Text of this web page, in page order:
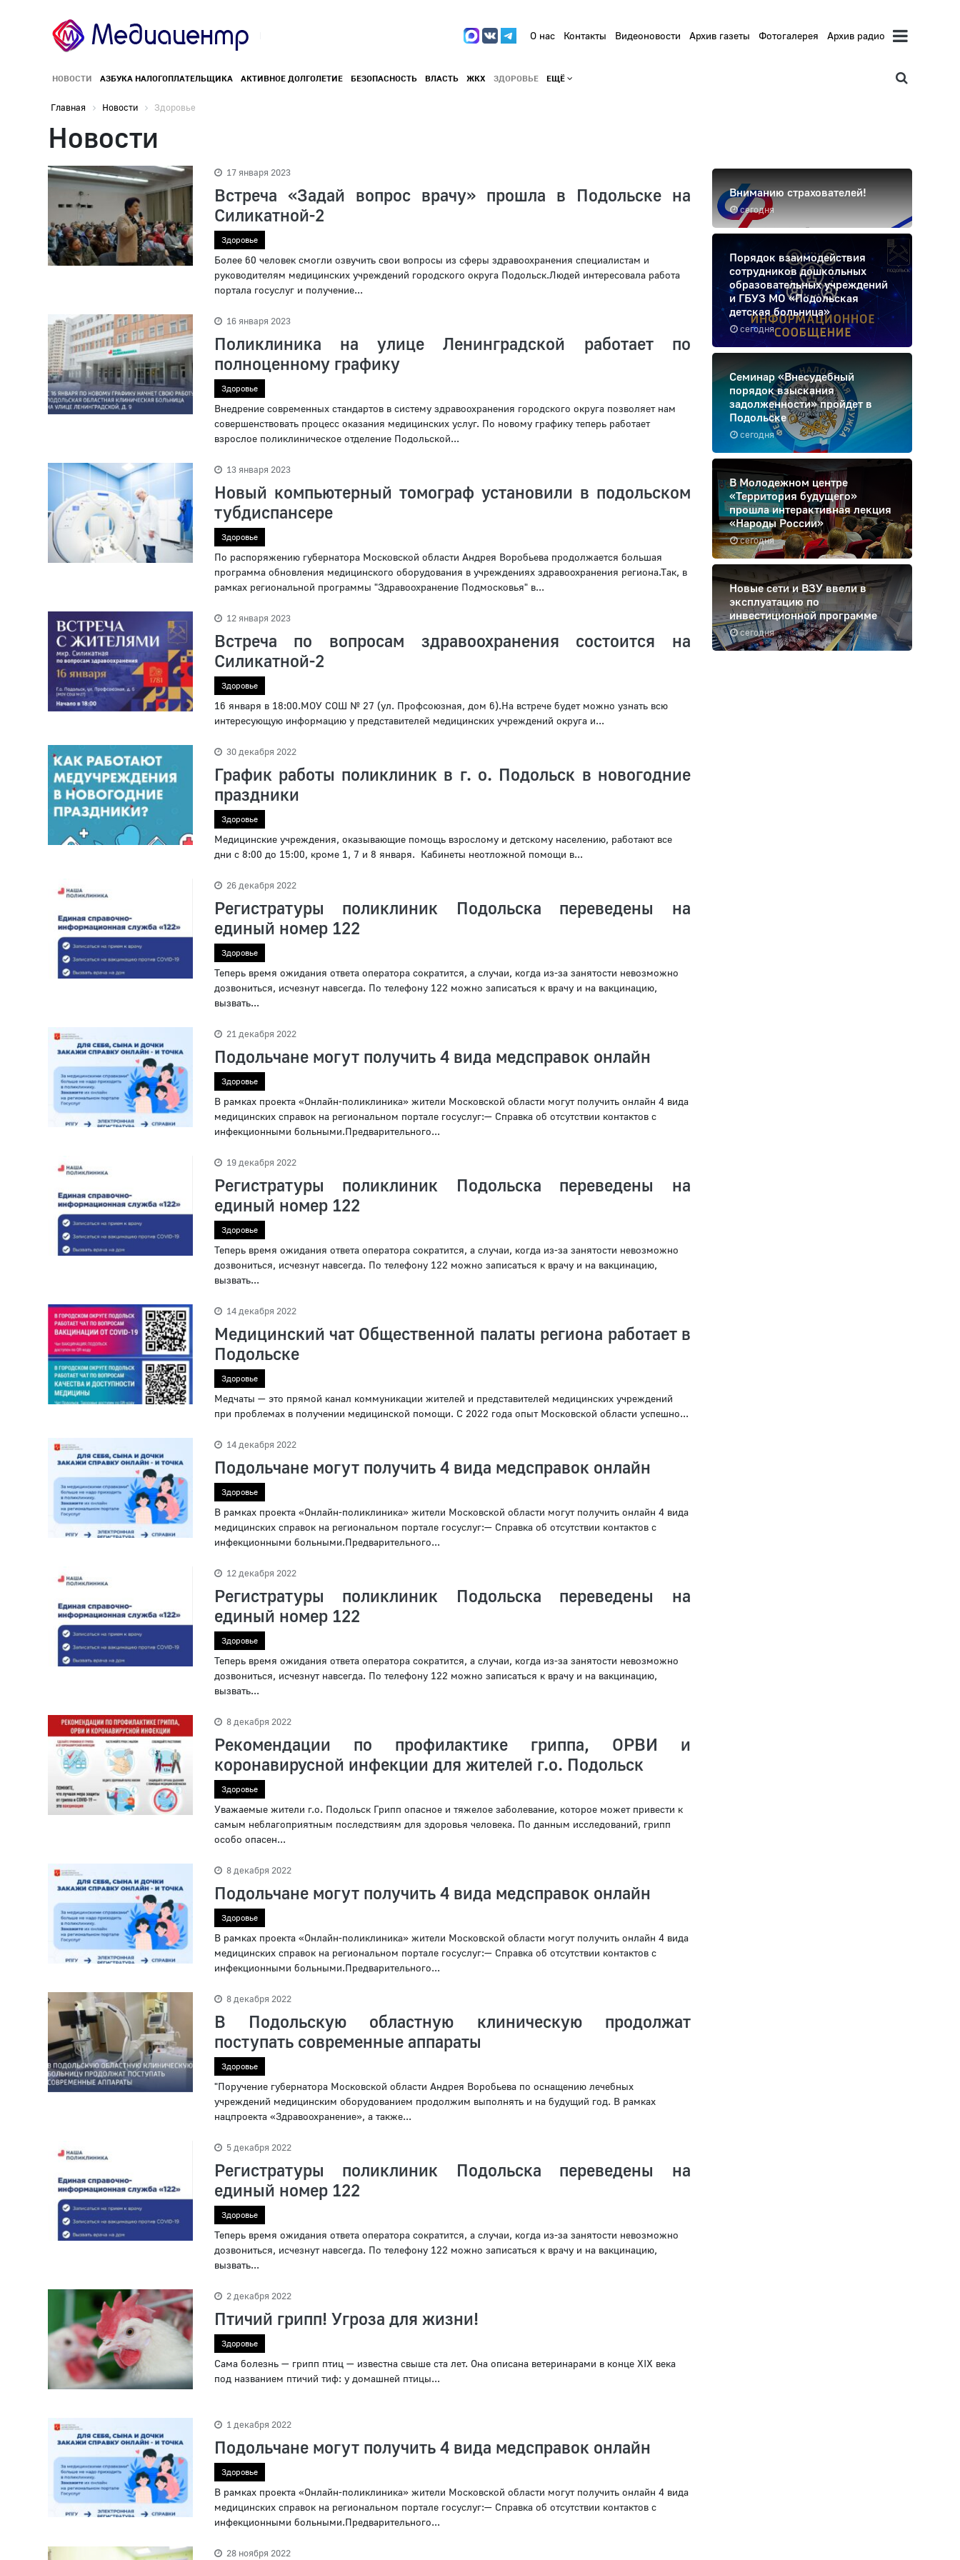
О нас Контакты Видеоновости Архив газеты Фотогалерея Архив радио
НОВОСТИ АЗБУКА НАЛОГОПЛАТЕЛЬЩИКА АКТИВНОЕ ДОЛГОЛЕТИЕ БЕЗОПАСНОСТЬ ВЛАСТЬ ЖКХ ЗДОРОВЬЕ ЕЩЁ
Главная Новости Здоровье
Новости
17 января 2023
Встреча «Задай вопрос врачу» прошла в Подольске на
Силикатной-2
Здоровье
Более 60 человек смогли озвучить свои вопросы из сферы здравоохранения специалистам и
руководителям медицинских учреждений городского округа Подольск.Людей интересовала работа
портала госуслуг и получение...
16 января 2023
Поликлиника на улице Ленинградской работает по
полноценному графику
Здоровье
Внедрение современных стандартов в систему здравоохранения городского округа позволяет нам
совершенствовать процесс оказания медицинских услуг. По новому графику теперь работает
взрослое поликлиническое отделение Подольской...
13 января 2023
Новый компьютерный томограф установили в подольском
тубдиспансере
Здоровье
По распоряжению губернатора Московской области Андрея Воробьева продолжается большая
программа обновления медицинского оборудования в учреждениях здравоохранения региона.Так, в
рамках региональной программы "Здравоохранение Подмосковья" в...
12 января 2023
Встреча по вопросам здравоохранения состоится на
Силикатной-2
Здоровье
16 января в 18:00.МОУ СОШ № 27 (ул. Профсоюзная, дом 6).На встрече будет можно узнать всю
интересующую информацию у представителей медицинских учреждений округа и...
30 декабря 2022
График работы поликлиник в г. о. Подольск в новогодние
праздники
Здоровье
Медицинские учреждения, оказывающие помощь взрослому и детскому населению, работают все
дни с 8:00 до 15:00, кроме 1, 7 и 8 января. Кабинеты неотложной помощи в...
26 декабря 2022
Регистратуры поликлиник Подольска переведены на
единый номер 122
Здоровье
Теперь время ожидания ответа оператора сократится, а случаи, когда из-за занятости невозможно
дозвониться, исчезнут навсегда. По телефону 122 можно записаться к врачу и на вакцинацию,
вызвать...
21 декабря 2022
Подольчане могут получить 4 вида медсправок онлайн
Здоровье
В рамках проекта «Онлайн-поликлиника» жители Московской области могут получить онлайн 4 вида
медицинских справок на региональном портале госуслуг:— Справка об отсутствии контактов с
инфекционными больными.Предварительного...
19 декабря 2022
Регистратуры поликлиник Подольска переведены на
единый номер 122
Здоровье
Теперь время ожидания ответа оператора сократится, а случаи, когда из-за занятости невозможно
дозвониться, исчезнут навсегда. По телефону 122 можно записаться к врачу и на вакцинацию,
вызвать...
14 декабря 2022
Медицинский чат Общественной палаты региона работает в
Подольске
Здоровье
Медчаты — это прямой канал коммуникации жителей и представителей медицинских учреждений
при проблемах в получении медицинской помощи. С 2022 года опыт Московской области успешно...
14 декабря 2022
Подольчане могут получить 4 вида медсправок онлайн
Здоровье
В рамках проекта «Онлайн-поликлиника» жители Московской области могут получить онлайн 4 вида
медицинских справок на региональном портале госуслуг:— Справка об отсутствии контактов с
инфекционными больными.Предварительного...
12 декабря 2022
Регистратуры поликлиник Подольска переведены на
единый номер 122
Здоровье
Теперь время ожидания ответа оператора сократится, а случаи, когда из-за занятости невозможно
дозвониться, исчезнут навсегда. По телефону 122 можно записаться к врачу и на вакцинацию,
вызвать...
8 декабря 2022
Рекомендации по профилактике гриппа, ОРВИ и
коронавирусной инфекции для жителей г.о. Подольск
Здоровье
Уважаемые жители г.о. Подольск Грипп опасное и тяжелое заболевание, которое может привести к
самым неблагоприятным последствиям для здоровья человека. По данным исследований, грипп
особо опасен...
8 декабря 2022
Подольчане могут получить 4 вида медсправок онлайн
Здоровье
В рамках проекта «Онлайн-поликлиника» жители Московской области могут получить онлайн 4 вида
медицинских справок на региональном портале госуслуг:— Справка об отсутствии контактов с
инфекционными больными.Предварительного...
8 декабря 2022
В Подольскую областную клиническую продолжат
поступать современные аппараты
Здоровье
"Поручение губернатора Московской области Андрея Воробьева по оснащению лечебных
учреждений медицинским оборудованием продолжим выполнять и на будущий год. В рамках
нацпроекта «Здравоохранение», а также...
5 декабря 2022
Регистратуры поликлиник Подольска переведены на
единый номер 122
Здоровье
Теперь время ожидания ответа оператора сократится, а случаи, когда из-за занятости невозможно
дозвониться, исчезнут навсегда. По телефону 122 можно записаться к врачу и на вакцинацию,
вызвать...
2 декабря 2022
Птичий грипп! Угроза для жизни!
Здоровье
Сама болезнь — грипп птиц — известна свыше ста лет. Она описана ветеринарами в конце ХIX века
под названием птичий тиф: у домашней птицы...
1 декабря 2022
Подольчане могут получить 4 вида медсправок онлайн
Здоровье
В рамках проекта «Онлайн-поликлиника» жители Московской области могут получить онлайн 4 вида
медицинских справок на региональном портале госуслуг:— Справка об отсутствии контактов с
инфекционными больными.Предварительного...
28 ноября 2022
сегодня
Вниманию страхователей!
сегодня
Порядок взаимодействия
сотрудников дошкольных
образовательных учреждений
и ГБУЗ МО «Подольская
детская больница»
сегодня
Семинар «Внесудебный
порядок взыскания
задолженности» пройдет в
Подольске
сегодня
В Молодежном центре
«Территория будущего»
прошла интерактивная лекция
«Народы России»
сегодня
Новые сети и ВЗУ ввели в
эксплуатацию по
инвестиционной программе